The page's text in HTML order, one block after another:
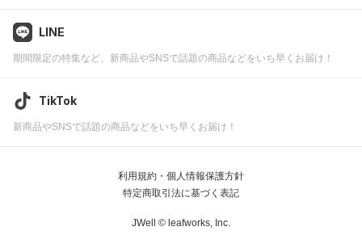
LINE
期間限定の特集など、新商品やSNSで話題の商品などをいち早くお届け！
TikTok
新商品やSNSで話題の商品などをいち早くお届け！
利用規約・個人情報保護方針
特定商取引法に基づく表記
JWell © leafworks, Inc.